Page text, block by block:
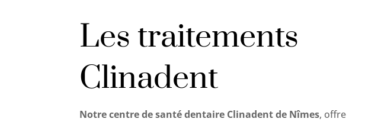
Les traitements
Clinadent
Notre centre de santé dentaire Clinadent de Nîmes, offre